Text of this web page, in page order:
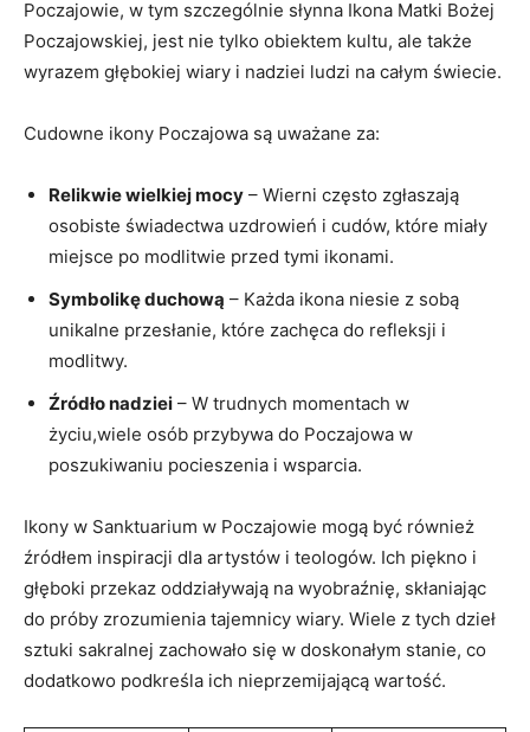
Poczajowie, w tym szczególnie słynna Ikona Matki Bożej
Poczajowskiej, jest nie tylko obiektem kultu, ale także
wyrazem głębokiej wiary i nadziei ludzi na całym świecie.
Cudowne ikony Poczajowa są uważane za:
Relikwie wielkiej mocy – Wierni często zgłaszają
osobiste świadectwa uzdrowień i cudów, które miały
miejsce po modlitwie przed tymi ikonami.
Symbolikę duchową – Każda ikona niesie z sobą
unikalne przesłanie, które zachęca do refleksji i
modlitwy.
Źródło nadziei – W trudnych momentach w
życiu,wiele osób przybywa do Poczajowa w
poszukiwaniu pocieszenia i wsparcia.
Ikony w Sanktuarium w Poczajowie mogą być również
źródłem inspiracji dla artystów i teologów. Ich piękno i
głęboki przekaz oddziaływają na wyobraźnię, skłaniając
do próby zrozumienia tajemnicy wiary. Wiele z tych dzieł
sztuki sakralnej zachowało się w doskonałym stanie, co
dodatkowo podkreśla ich nieprzemijającą wartość.